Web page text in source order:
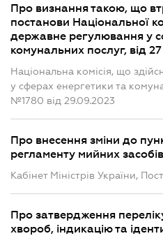
Про визнання такою, що
постанови Національної
державне регулювання у
комунальних послуг, від
Національна комісія, що
у сферах енергетики та
№1780 від 29.09.2023
Про внесення зміни до
регламенту мийних засобів
Кабінет Міністрів України,
Про затвердження
хвороб, індикацію та